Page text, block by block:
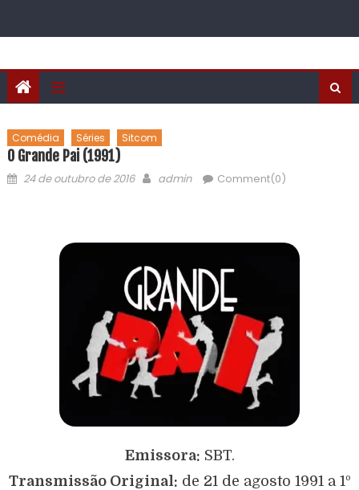
Comédia Séries Sitcom
O Grande Pai (1991)
24 de outubro de 2016 admin Comment(0)
Emissora: SBT.
Transmissão Original: de 21 de agosto 1991 a 1º